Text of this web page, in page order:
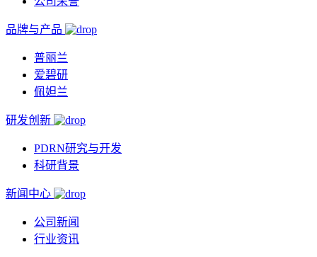
品牌与产品
普丽兰
爱碧研
佩妲兰
研发创新
PDRN研究与开发
科研背景
新闻中心
公司新闻
行业资讯